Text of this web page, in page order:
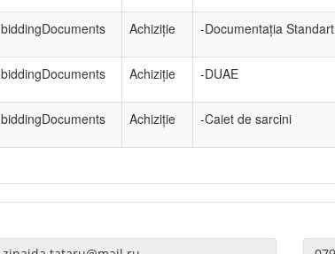
biddingDocuments Achiziție -Documentația Standart
biddingDocuments Achiziție -DUAE
biddingDocuments Achiziție -Caiet de sarcini